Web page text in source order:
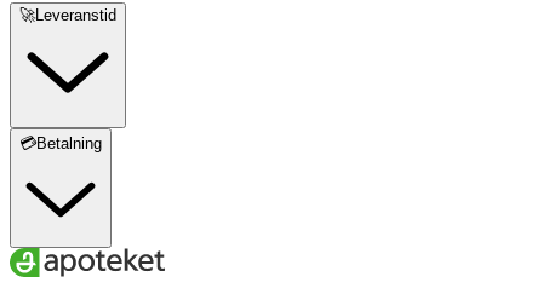
🚀Leveranstid
💳Betalning